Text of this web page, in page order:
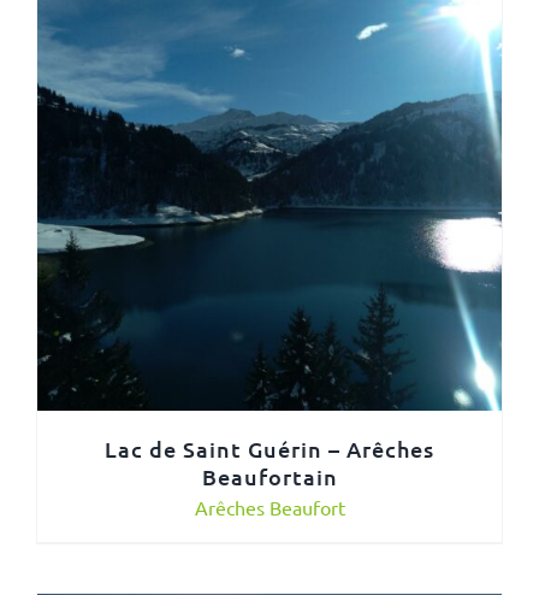
Lac de Saint Guérin – Arêches
Beaufortain
Arêches Beaufort